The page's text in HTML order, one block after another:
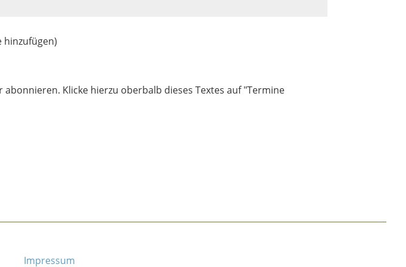
hinzufügen)
Klicke hierzu oberbalb dieses Textes auf "Termine
Impressum